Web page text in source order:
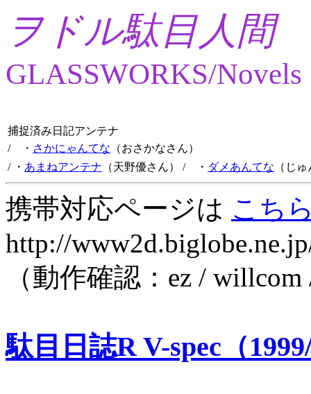
ヲドル駄目人間
GLASSWORKS/Novels
捕捉済み日記アンテナ
/ ・ さかにゃんてな （おさかなさん）
/ ・ あまねアンテナ （天野優さん） / ・ ダメあんてな （じ
携帯対応ページは こち
http://
（動作確認：ez /
駄目日誌R V-spec（